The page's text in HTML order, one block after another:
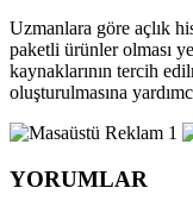
Uzmanlara göre açlık
paketli ürünler olması
kaynaklarının tercih
oluşturulmasına
YORUMLAR